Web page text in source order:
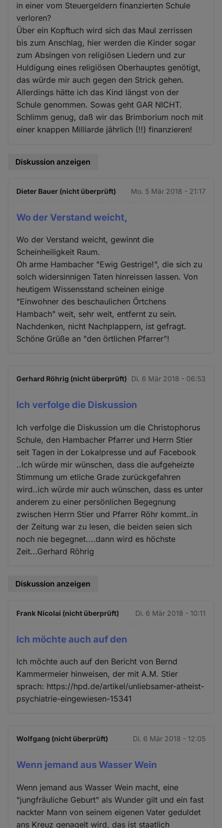
in einer vom Steuergeldern finanzierten Schule
verloren?
Über ein Kopftuch wird sich das Maul zerrissen
bis zum Anschlag, hier werden die Kinder sogar
zum Absingen von religiösen Liedern und zur
Huldigung eines religiösen Oberhauptes genötigt,
das würde mir auch gegen den Strick gehen.
Allerdings hätte ich das Kind längst von der
Schule genommen. Sowas geht GAR NICHT.
Schlimm genug, daß wir das Brimborium noch mit
einer knappen Milliarde jährlich (!!) finanzieren!
Diskussion anzeigen
Dieter Bauer (nicht überprüft) Mo. 5 Mär 2018 - 21:17
Wo der Verstand weicht,
Wo der Verstand weicht, gewinnt die
Scheinheiligkeit Raum.
Oh arme Hambacher "Ewig Gestrige!", die sich zu
solch widersinnigen Taten hinreissen lassen. Von
heutigem Wissensstand scheinen einige
"Einwohner des beschaulichen Örtchens
Hambach" weit, sehr weit, entfernt zu sein.
Nachdenken, nicht Nachplappern, ist gefragt.
Schöne Grüße an "den örtlichen Pfarrer"!
Gerhard Röhrig (nicht überprüft) Di. 6 Mär 2018 - 06:53
Ich verfolge die Diskussion
Ich verfolge die Diskussion um die Christophorus
Schule, den Hambacher Pfarrer und Herrn Stier
seit Tagen in der Lokalpresse und auf Facebook
..Ich würde mir wünschen, dass die aufgeheizte
Stimmung um etliche Grade zurückgefahren
wird..ich würde mir auch wünschen, dass es unter
anderem zu einer persönlichen Begegnung
zwischen Herrn Stier und Pfarrer Röhr kommt..in
der Zeitung war zu lesen, die beiden seien sich
noch nie begegnet....dann wird es höchste
Zeit...Gerhard Röhrig
Diskussion anzeigen
Frank Nicolai (nicht überprüft) Di. 6 Mär 2018 - 10:11
Ich möchte auch auf den
Ich möchte auch auf den Bericht von Bernd
Kammermeier hinweisen, der mit A.M. Stier
sprach: https://hpd.de/artikel/unliebsamer-atheist-
psychiatrie-eingewiesen-15341
Wolfgang (nicht überprüft) Di. 6 Mär 2018 - 12:05
Wenn jemand aus Wasser Wein
Wenn jemand aus Wasser Wein macht, eine
"jungfräuliche Geburt" als Wunder gilt und ein fast
nackter Mann von seinem eigenen Vater geduldet
ans Kreuz genagelt wird, das ist staatlich